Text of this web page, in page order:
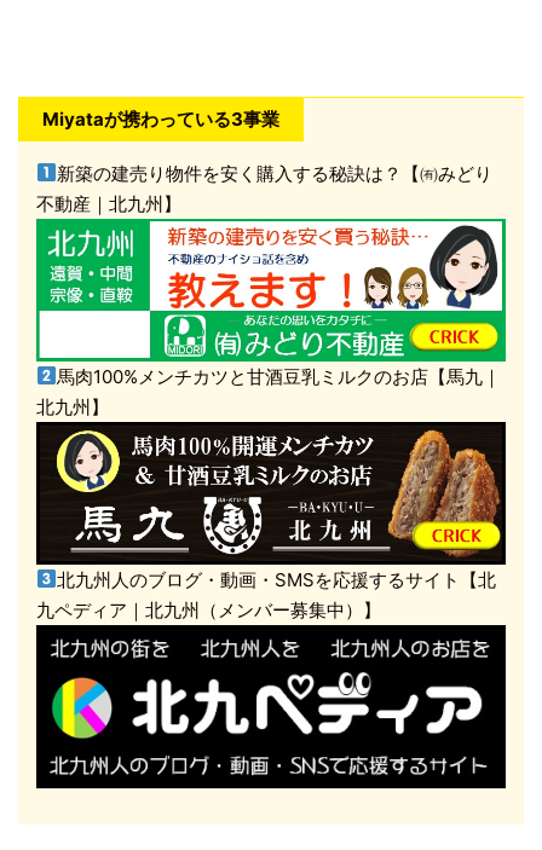
Miyataが携わっている3事業
新築の建売り物件を安く購入する秘訣は？【㈲みどり
不動産｜北九州】
馬肉100%メンチカツと甘酒豆乳ミルクのお店【馬九｜
北九州】
北九州人のブログ・動画・SMSを応援するサイト【北
九ペディア｜北九州（メンバー募集中）】